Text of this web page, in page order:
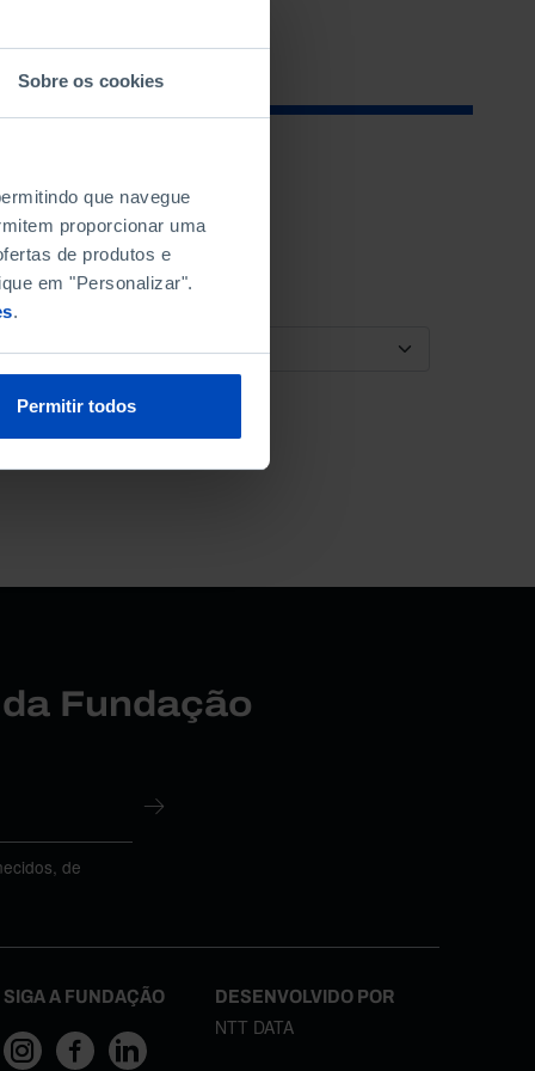
Sobre os cookies
que navegue
proporcionar uma
de produtos e
em "Personalizar".
.
Permitir todos
ORDENAR POR
Fundação
de
SIGA A FUNDAÇÃO DESENVOLVIDO POR
NTT DATA